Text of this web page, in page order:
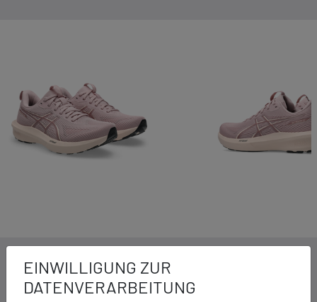
EINWILLIGUNG ZUR
DATENVERARBEITUNG
DETAILS ZUM PRODUKT